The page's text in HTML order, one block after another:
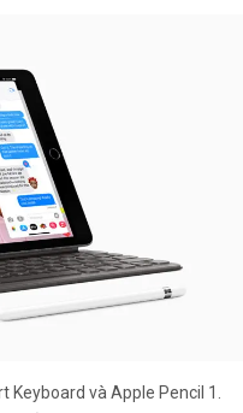
và Apple Pencil 1.